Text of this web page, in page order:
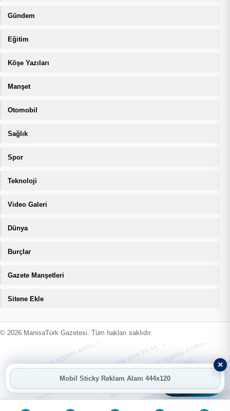
Gündem
Eğitim
Köşe Yazıları
Manşet
Otomobil
Sağlık
Spor
Teknoloji
Video Galeri
Dünya
Burçlar
Gazete Manşetleri
Sitene Ekle
© 2026 ManisaTürk Gazetesi. Tüm hakları saklıdır.
×
Mobil Sticky Reklam Alanı 444x120
MANİSATÜRK İÇERİK KORUMA · 06.08.2026 16:30 · ZIYARETÇI
MANİSATÜRK İÇERİK KORUMA
MANİSATÜRK İÇERİK KORUMA · 06.08.2026 16:30 · ZIYARETÇI
MANİSATÜRK İÇERİK KORUMA